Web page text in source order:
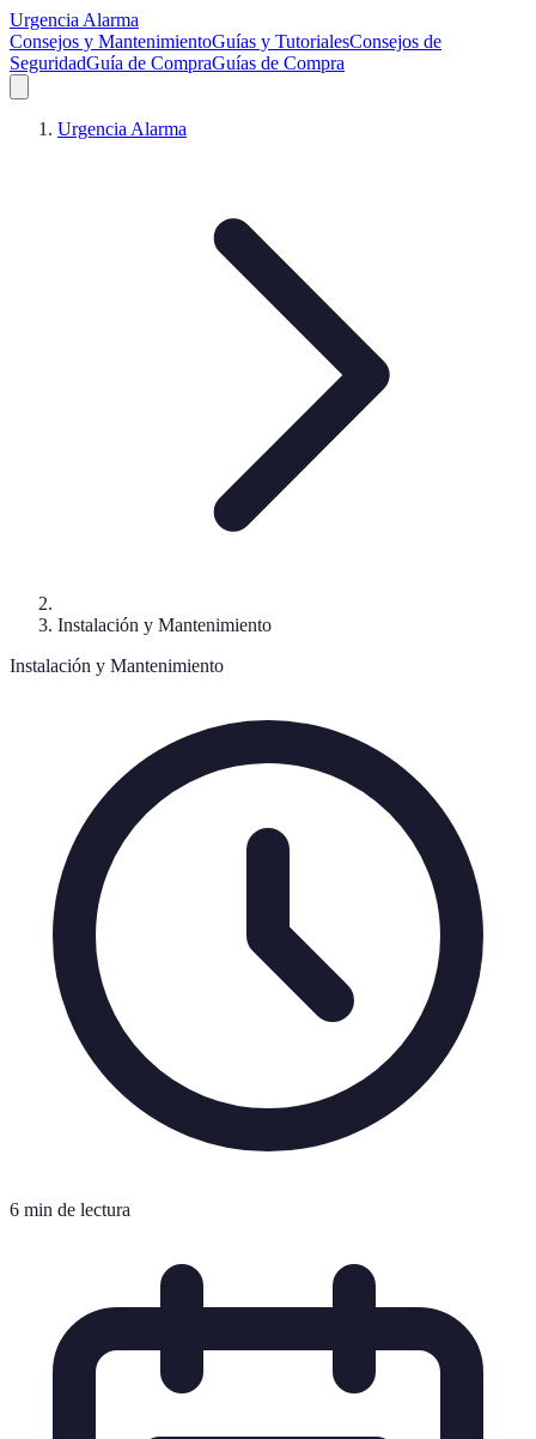
Urgencia Alarma
Consejos y MantenimientoGuías y TutorialesConsejos de
SeguridadGuía de CompraGuías de Compra
Urgencia Alarma
Instalación y Mantenimiento
Instalación y Mantenimiento
6 min de lectura